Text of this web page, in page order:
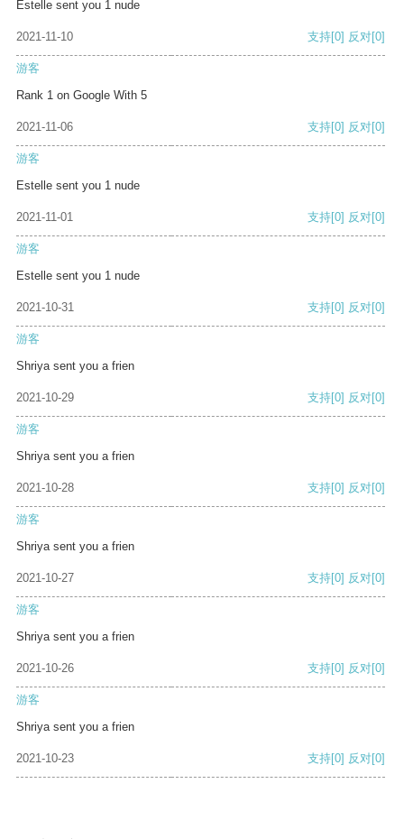
Estelle sent you 1 nude
2021-11-10 支持[0] 反对[0]
游客
Rank 1 on Google With 5
2021-11-06 支持[0] 反对[0]
游客
Estelle sent you 1 nude
2021-11-01 支持[0] 反对[0]
游客
Estelle sent you 1 nude
2021-10-31 支持[0] 反对[0]
游客
Shriya sent you a frien
2021-10-29 支持[0] 反对[0]
游客
Shriya sent you a frien
2021-10-28 支持[0] 反对[0]
游客
Shriya sent you a frien
2021-10-27 支持[0] 反对[0]
游客
Shriya sent you a frien
2021-10-26 支持[0] 反对[0]
游客
Shriya sent you a frien
2021-10-23 支持[0] 反对[0]